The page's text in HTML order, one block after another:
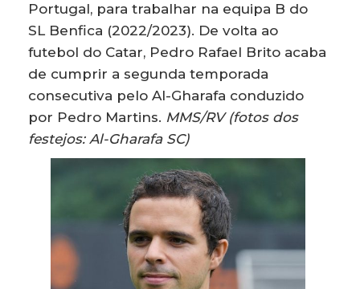
Portugal, para trabalhar na equipa B do
SL Benfica (2022/2023). De volta ao
futebol do Catar, Pedro Rafael Brito acaba
de cumprir a segunda temporada
consecutiva pelo Al-Gharafa conduzido
por Pedro Martins. MMS/RV (fotos dos
festejos: Al-Gharafa SC)